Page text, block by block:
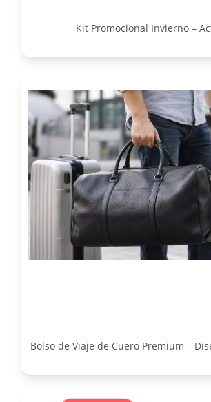
Kit Promocional Invierno –